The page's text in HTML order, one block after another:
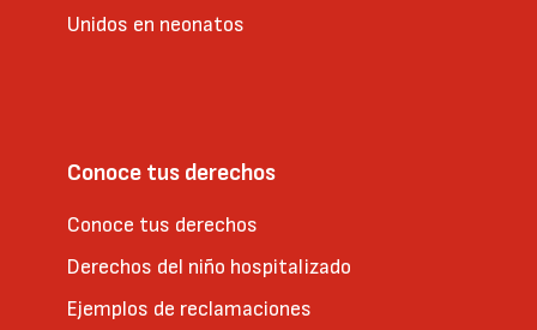
Unidos en neonatos
Conoce tus derechos
Conoce tus derechos
Derechos del niño hospitalizado
Ejemplos de reclamaciones